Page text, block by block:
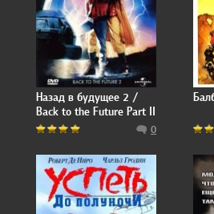
Назад в будущее 2 /
Back to the Future Part II
0